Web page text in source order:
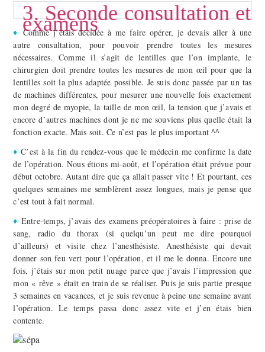
3. Seconde consultation et
examens
♦ Comme j’étais décidée à me faire opérer, je devais aller à une
autre consultation, pour pouvoir prendre toutes les mesures
nécessaires. Comme il s’agit de lentilles que l’on implante, le
chirurgien doit prendre toutes les mesures de mon œil pour que la
lentilles soit la plus adaptée possible. Je suis donc passée par un tas
de machines différentes, pour mesurer une nouvelle fois exactement
mon degré de myopie, la taille de mon œil, la tension que j’avais et
encore d’autres machines dont je ne me souviens plus quelle était la
fonction exacte. Mais soit. Ce n’est pas le plus important ^^
♦ C’est à la fin du rendez-vous que le médecin me confirme la date
de l’opération. Nous étions mi-août, et l’opération était prévue pour
début octobre. Autant dire que ça allait passer vite ! Et pourtant, ces
quelques semaines me semblèrent assez longues, mais je pense que
c’est tout à fait normal.
♦ Entre-temps, j’avais des examens préopératoires à faire : prise de
sang, radio du thorax (si quelqu’un peut me dire pourquoi
d’ailleurs) et visite chez l’anesthésiste. Anesthésiste qui devait
donner son feu vert pour l’opération, et il me le donna. Encore une
fois, j’étais sur mon petit nuage parce que j’avais l’impression que
mon « rêve » était en train de se réaliser. Puis je suis partie presque
3 semaines en vacances, et je suis revenue à peine une semaine avant
l’opération. Le temps passa donc assez vite et j’en étais bien
contente.